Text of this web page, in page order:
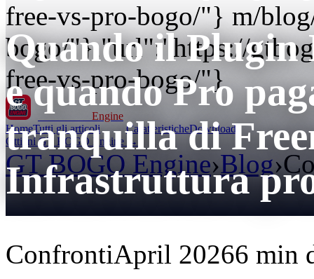
free-vs-pro-bogo/"} m/
bogo/"},"url":"https://
free-vs-pro-bogo/"}
GT BOGO Engine
HomeTutti gli articoli CaratteristicheDownload
Ottieni GT BOGO Engine →
GT BOGO Engine›Blog›
Quando il Plugin
e quando Pro
tranquilla di
Infrastruttura
ConfrontiApril 20266 min